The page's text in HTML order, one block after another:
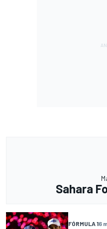
Sahara
FÓRMULA 16